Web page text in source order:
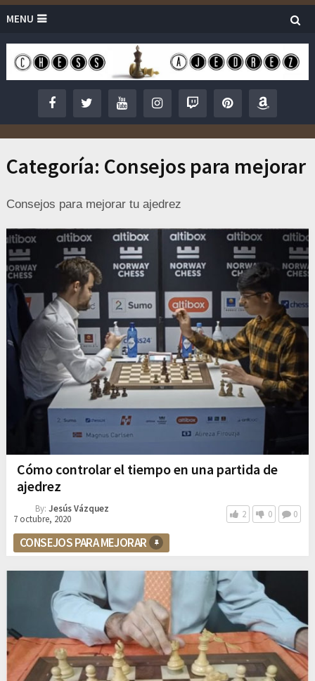
MENU
Categoría: Consejos para mejorar
Consejos para mejorar tu ajedrez
Cómo controlar el tiempo en una partida de
ajedrez
By: Jesús Vázquez
7 octubre, 2020
2 0 0
CONSEJOS PARA MEJORAR